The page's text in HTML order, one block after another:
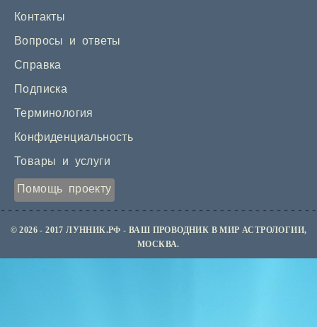
Контакты
Вопросы и ответы
Справка
Подписка
Терминология
Конфиденциальность
Товары и услуги
Помощь проекту
© 2026 - 2017 ЛУННИК.РФ - ВАШ ПРОВОДНИК В МИР АСТРОЛОГИИ,
МОСКВА.